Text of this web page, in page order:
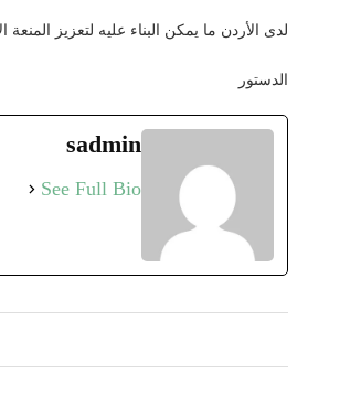
لدى الأردن ما يمكن البناء عليه لتعزيز
الدستور
sadmin
See Full Bio